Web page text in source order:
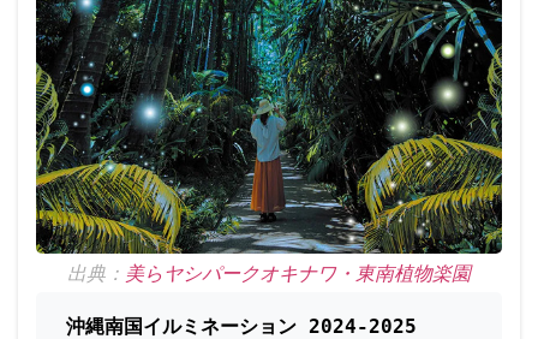
出典： 美らヤシパークオキナワ・東南植物楽園
沖縄南国イルミネーション 2024-2025